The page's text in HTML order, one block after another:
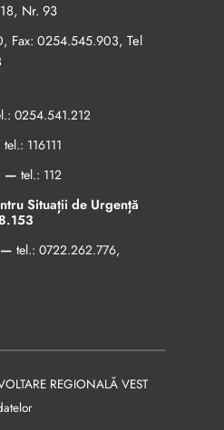
Nr. 93
, Fax: 0254.545.903, Tel
0254.541.212
tel.: 116111
— tel.: 112
Situații de Urgență
— tel.: 0722.262.776,
REGIONALĂ VEST